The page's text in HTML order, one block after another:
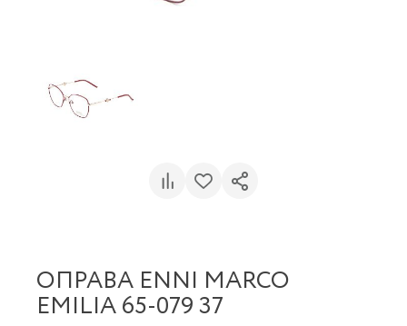
ОПРАВА ENNI MARCO
EMILIA 65-079 37